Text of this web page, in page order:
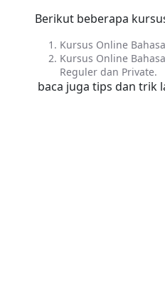
Berikut beberapa
Kursus Online
Kursus Online
Reguler dan Private.
baca juga tips dan trik